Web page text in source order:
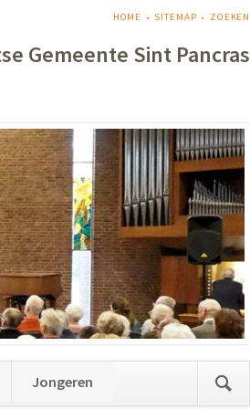
NAVIGATIE
HOME SITEMAP ZOEKEN
Gemeente Sint Pancras
Jongeren